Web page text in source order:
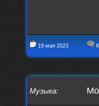
19 мая 2023
Музыка: